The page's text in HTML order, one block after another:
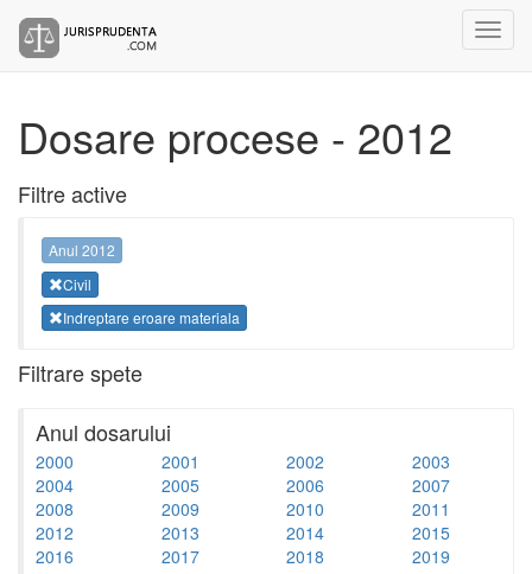
Dosare procese - 2012
Filtre active
Anul 2012
Civil
Indreptare eroare materiala
Filtrare spete
Anul dosarului
2000 2001 2002
2003
2004
2005 2006
2007
2008
2009 2010
2011
2012
2013 2014
2015
2016
2017 2018
2019